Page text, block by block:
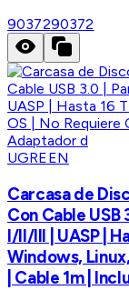
9037290372
UGREEN
Carcasa de
Con Cable USB
I/II/III | UASP |
Windows,
| Cable 1m |